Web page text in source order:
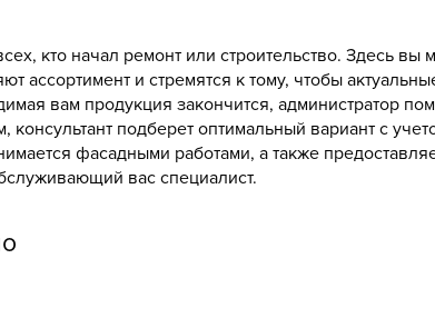
кто начал ремонт или строительство. Здесь вы
ассортимент и стремятся к тому, чтобы
вам продукция закончится, администратор
консультант подберет оптимальный вариант с
фасадными работами, а также
вас специалист.